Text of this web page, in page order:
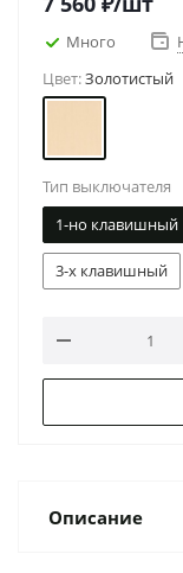
Много
Цвет:Золотистый
Тип выключателя
1-но клавишный
3-х клавишный
Описание